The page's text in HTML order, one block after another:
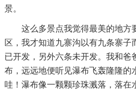
景。
这么多景点我觉得最美的地方
区，我才知道九寨沟以有九条寨子
已开发，另外六条未开发。我和爸
布，远远地便听见瀑布飞轰隆隆的
哇！瀑布像一颗颗珍珠溅落，落在